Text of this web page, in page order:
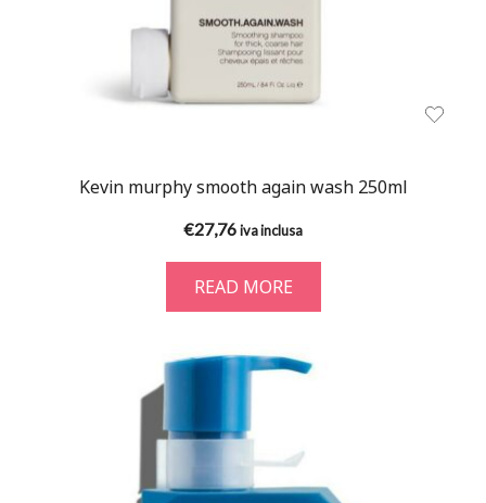
Kevin murphy smooth again wash 250ml
€27,76iva inclusa
READ MORE